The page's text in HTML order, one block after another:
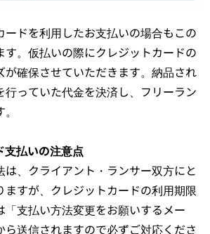
ードを利用したお支払いの場合もこの
す。仮払いの際にクレジットカードの
が確保させていただきます。納品され
行っていた代金を決済し、フリーラン
払いの注意点
は、クライアント・ランサー双方にと
ますが、クレジットカードの利用期限
「支払い方法変更をお願いするメー
ら送信されますので必ずご対応くださ